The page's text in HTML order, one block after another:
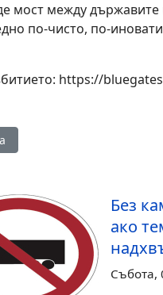
мост между държавите
по-чисто, по-
https://
Бургас вече си има
Без
ако
Събота,